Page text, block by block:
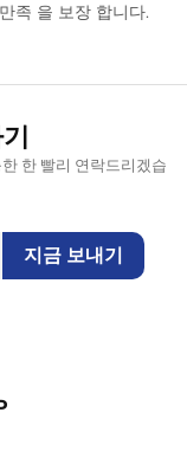
족 을 보장 합니다.
한 빨리 연락드리겠습
지금 보내기